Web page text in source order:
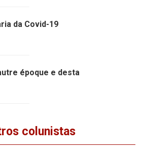
da Covid-19
époque e desta
colunistas